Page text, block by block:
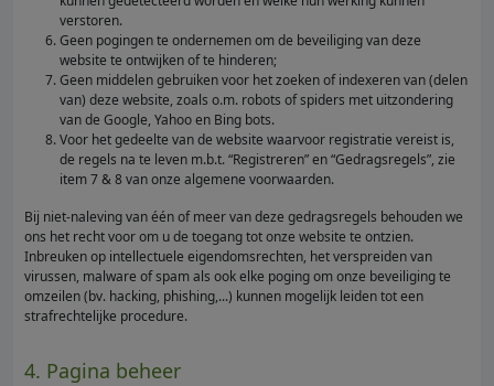
verstoren.
Geen pogingen te ondernemen om de beveiliging van deze
website te ontwijken of te hinderen;
Geen middelen gebruiken voor het zoeken of indexeren van (delen
van) deze website, zoals o.m. robots of spiders met uitzondering
van de Google, Yahoo en Bing bots.
Voor het gedeelte van de website waarvoor registratie vereist is,
de regels na te leven m.b.t. “Registreren” en “Gedragsregels”, zie
item 7 & 8 van onze algemene voorwaarden.
Bij niet-naleving van één of meer van deze gedragsregels behouden we
ons het recht voor om u de toegang tot onze website te ontzien.
Inbreuken op intellectuele eigendomsrechten, het verspreiden van
virussen, malware of spam als ook elke poging om onze beveiliging te
omzeilen (bv. hacking, phishing,...) kunnen mogelijk leiden tot een
strafrechtelijke procedure.
4. Pagina beheer